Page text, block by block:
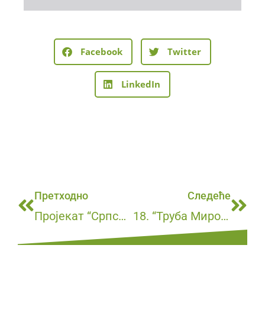
Facebook Twitter
LinkedIn
Претходно
Пројекат “Српске архитектонске знаменитости”
Следеће
18. “Труба Мирослава Милета Матушића” у петак, 08. августа